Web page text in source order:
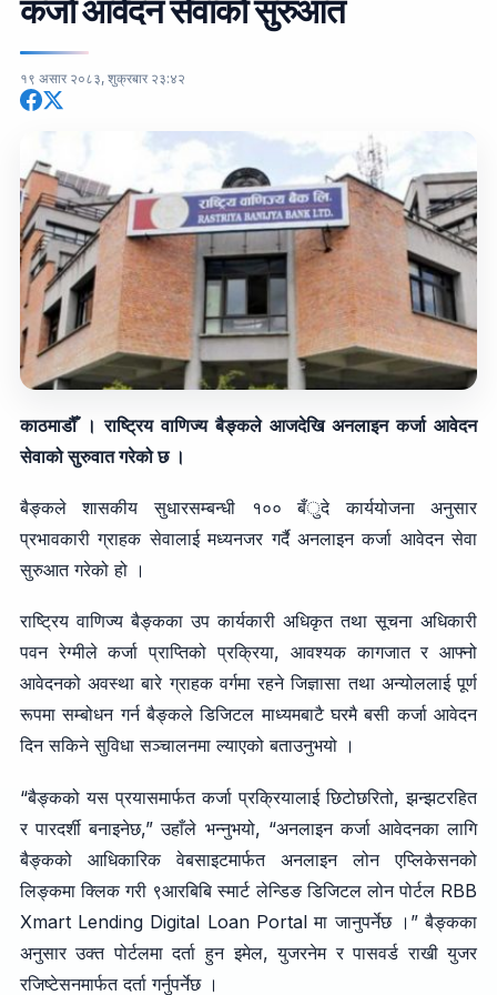
कर्जा आवेदन सेवाको सुरुआत
१९ असार २०८३, शुक्रबार २३:४२
काठमाडौँ । राष्ट्रिय वाणिज्य बैङ्कले आजदेखि अनलाइन कर्जा आवेदन
सेवाको सुरुवात गरेको छ ।
बैङ्कले शासकीय सुधारसम्बन्धी १०० बँुदे कार्ययोजना अनुसार
प्रभावकारी ग्राहक सेवालाई मध्यनजर गर्दै अनलाइन कर्जा आवेदन सेवा
सुरुआत गरेको हो ।
राष्ट्रिय वाणिज्य बैङ्कका उप कार्यकारी अधिकृत तथा सूचना अधिकारी
पवन रेग्मीले कर्जा प्राप्तिको प्रक्रिया, आवश्यक कागजात र आफ्नो
आवेदनको अवस्था बारे ग्राहक वर्गमा रहने जिज्ञासा तथा अन्योललाई पूर्ण
रूपमा सम्बोधन गर्न बैङ्कले डिजिटल माध्यमबाटै घरमै बसी कर्जा आवेदन
दिन सकिने सुविधा सञ्चालनमा ल्याएको बताउनुभयो ।
“बैङ्कको यस प्रयासमार्फत कर्जा प्रक्रियालाई छिटोछरितो, झन्झटरहित
र पारदर्शी बनाइनेछ,” उहाँले भन्नुभयो, “अनलाइन कर्जा आवेदनका लागि
बैङ्कको आधिकारिक वेबसाइटमार्फत अनलाइन लोन एप्लिकेसनको
लिङ्कमा क्लिक गरी ९आरबिबि स्मार्ट लेन्डिङ डिजिटल लोन पोर्टल RBB
Xmart Lending Digital Loan Portal मा जानुपर्नेछ ।” बैङ्कका
अनुसार उक्त पोर्टलमा दर्ता हुन इमेल, युजरनेम र पासवर्ड राखी युजर
रजिष्टेसनमार्फत दर्ता गर्नुपर्नेछ ।